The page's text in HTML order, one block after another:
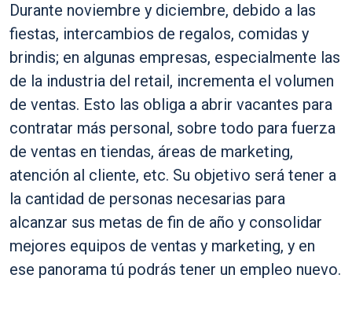
Durante noviembre y diciembre, debido a las
fiestas, intercambios de regalos, comidas y
brindis; en algunas empresas, especialmente las
de la industria del retail, incrementa el volumen
de ventas. Esto las obliga a abrir vacantes para
contratar más personal, sobre todo para fuerza
de ventas en tiendas, áreas de marketing,
atención al cliente, etc. Su objetivo será tener a
la cantidad de personas necesarias para
alcanzar sus metas de fin de año y consolidar
mejores equipos de ventas y marketing, y en
ese panorama tú podrás tener un empleo nuevo.